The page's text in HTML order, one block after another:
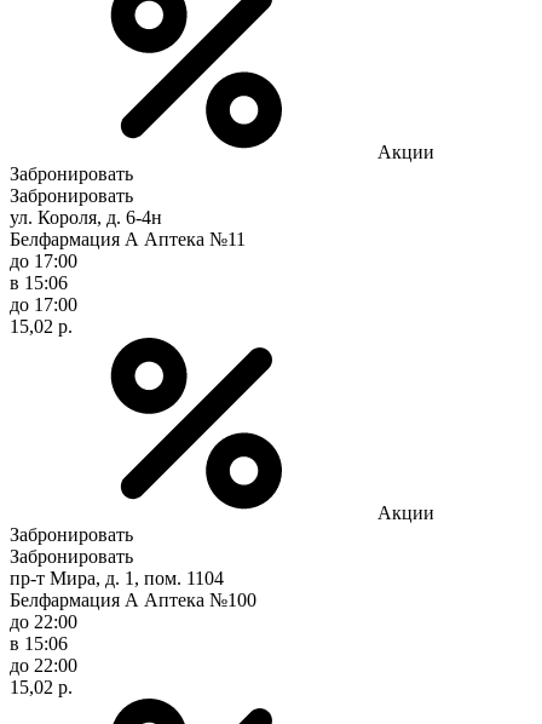
Акции
Забронировать
Забронировать
ул. Короля, д. 6-4н
Белфармация А Аптека №11
до 17:00
в 15:06
до 17:00
15,02 р.
Акции
Забронировать
Забронировать
пр-т Мира, д. 1, пом. 1104
Белфармация А Аптека №100
до 22:00
в 15:06
до 22:00
15,02 р.